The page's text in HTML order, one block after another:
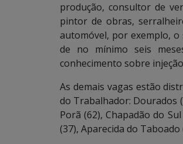
produção, consultor de
pintor de obras,
automóvel, por exemplo, o
de no mínimo seis
conhecimento sobre
As demais vagas estão
do Trabalhador: Dourados
Porã (62), Chapadão do
(37), Aparecida do